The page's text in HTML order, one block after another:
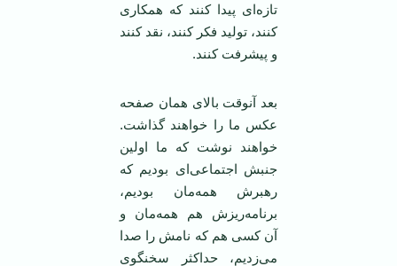
تازه‌ای پیدا کنند که همکاری
کنند، تولید فکر کنند، نقد کنند
و پیشرفت کنند.
بعد آنوقت بالای همان صفحه
عکس ما را خواهند گذاشت.
خواهند نوشت که ما اولین
جنبش اجتماعی‌ای بودیم که
رهبرش همه‌مان بودیم،
برنامه‌ریزش هم همه‌مان و
آن کسی هم که نامش را صدا
می‌زدیم، حداکثر سخنگوی